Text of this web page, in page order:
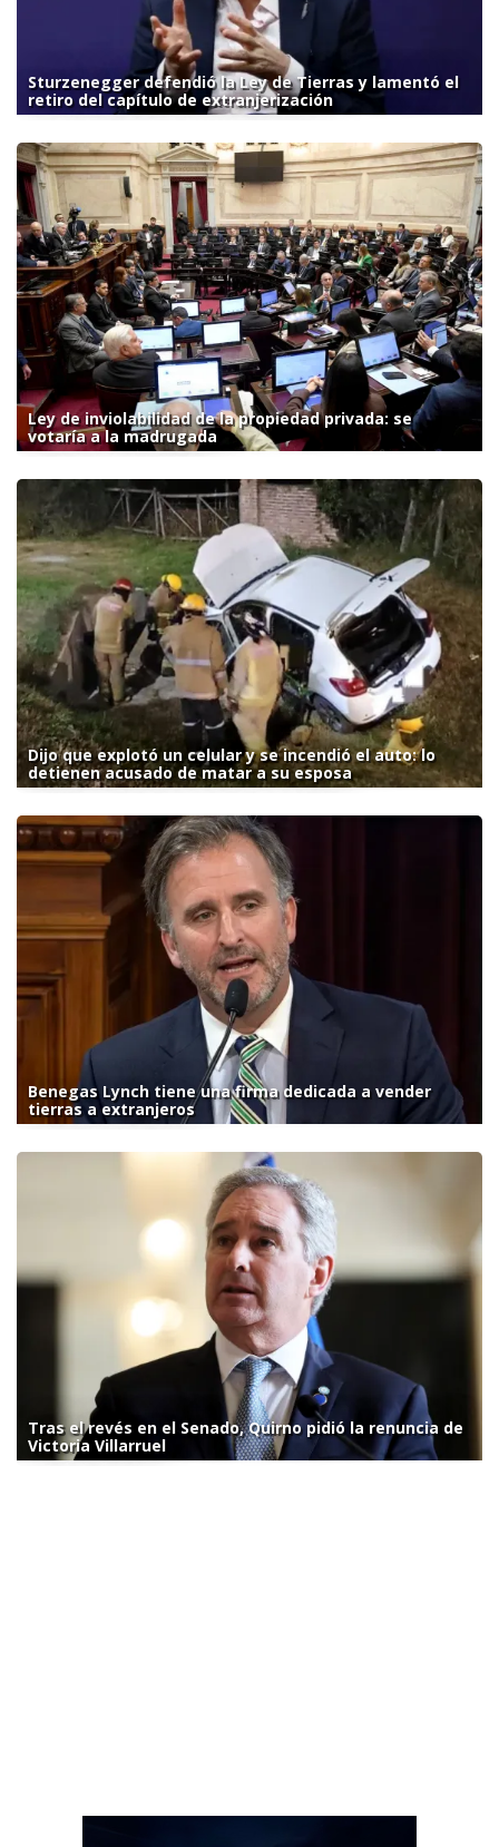
Sturzenegger defendió la Ley de Tierras y lamentó el
retiro del capítulo de extranjerización
Ley de inviolabilidad de la propiedad privada: se
votaría a la madrugada
Dijo que explotó un celular y se incendió el auto: lo
detienen acusado de matar a su esposa
Benegas Lynch tiene una firma dedicada a vender
tierras a extranjeros
Tras el revés en el Senado, Quirno pidió la renuncia de
Victoria Villarruel